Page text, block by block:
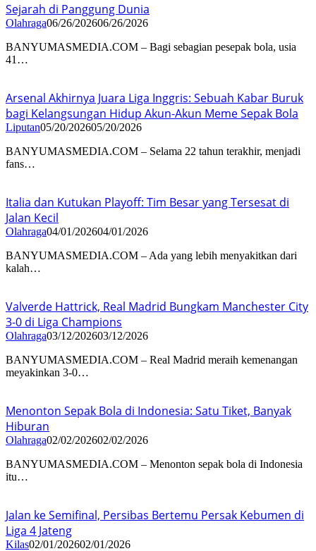
Sejarah di Panggung Dunia
Olahraga06/26/202606/26/2026
BANYUMASMEDIA.COM – Bagi sebagian pesepak bola, usia
41…
Arsenal Akhirnya Juara Liga Inggris: Sebuah Kabar Buruk
bagi Kelangsungan Hidup Akun-Akun Meme Sepak Bola
Liputan05/20/202605/20/2026
BANYUMASMEDIA.COM – Selama 22 tahun terakhir, menjadi
fans…
Italia dan Kutukan Playoff: Tim Besar yang Tersesat di
Jalan Kecil
Olahraga04/01/202604/01/2026
BANYUMASMEDIA.COM – Ada yang lebih menyakitkan dari
kalah…
Valverde Hattrick, Real Madrid Bungkam Manchester City
3-0 di Liga Champions
Olahraga03/12/202603/12/2026
BANYUMASMEDIA.COM – Real Madrid meraih kemenangan
meyakinkan 3-0…
Menonton Sepak Bola di Indonesia: Satu Tiket, Banyak
Hiburan
Olahraga02/02/202602/02/2026
BANYUMASMEDIA.COM – Menonton sepak bola di Indonesia
itu…
Jalan ke Semifinal, Persibas Bertemu Persak Kebumen di
Liga 4 Jateng
Kilas02/01/202602/01/2026